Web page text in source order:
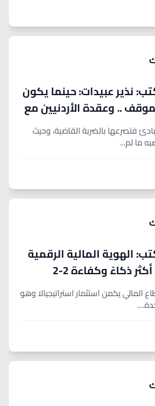
نذير عبيدات: حينما يكون
الكرسي أصغر من الموقف .. وعقدة الأردنيين مع
فتصرعها بالضربة القاضية، وحيث
ما لم...
الهوية المالية الرقمية
ذكاءً وكفاءة 2-2
المالي يكمن استثمار استراتيجيالا وهو